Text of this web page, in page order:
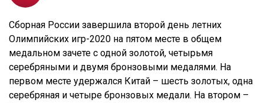
Сборная России завершила второй день летних
Олимпийских игр-2020 на пятом месте в общем
медальном зачете с одной золотой, четырьмя
серебряными и двумя бронзовыми медалями. На
первом месте удержался Китай – шесть золотых, одна
серебряная и четыре бронзовых медали. На втором –